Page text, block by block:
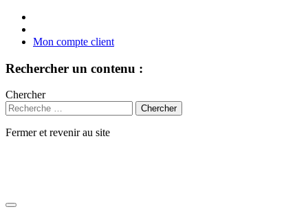
Mon compte client
Rechercher un contenu :
Chercher
Fermer et revenir au site